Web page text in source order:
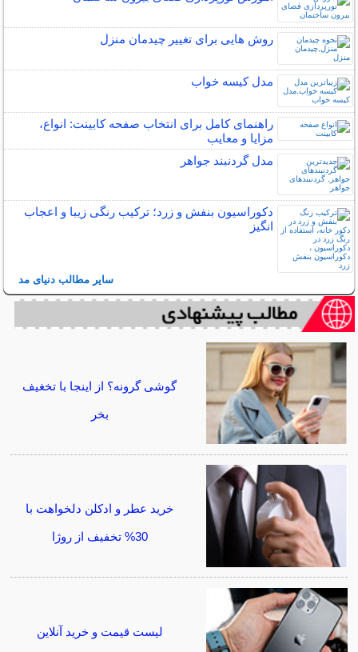
روش هایی برای تغییر چیدمان منزل
مدل کیسه خواب
راهنمای کامل برای انتخاب صفحه کابینت: انواع،
مزایا و معایب
مدل گردنبند جواهر
دکوراسیون بنفش و زرد؛ ترکیب رنگی زیبا و اعجاب
انگیز
سایر مطالب دنیای مد
گوشی گرونه؟ از اینجا با تخغیف
بخر
خرید عطر و ادکلن دلخواهت با
30% تخفیف از روژا
لیست قیمت و خرید آنلاین